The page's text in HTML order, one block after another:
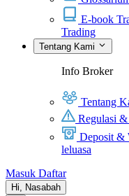
E-book
Trading
Tentang Kami
Info Broker
Tentang
Regulasi
Deposit &
leluasa
Masuk Daftar
Hi, Nasabah